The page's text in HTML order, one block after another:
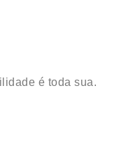
é toda sua.